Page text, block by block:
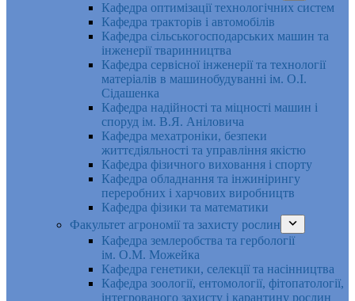
Кафедра оптимізації технологічних систем
Кафедра тракторів і автомобілів
Кафедра сільськогосподарських машин та
інженерії тваринництва
Кафедра cервісної інженерії та технології
матеріалів в машинобудуванні ім. О.І.
Сідашенка
Кафедра надійності та міцності машин і
споруд ім. В.Я. Аніловича
Кафедра мехатроніки, безпеки
життєдіяльності та управління якістю
Кафедра фізичного виховання і спорту
Кафедра обладнання та інжинірингу
переробних і харчових виробництв
Кафедра фізики та математики
Факультет агрономії та захисту рослин
Кафедра землеробства та гербології
ім. О.М. Можейка
Кафедра генетики, селекції та насінництва
Кафедра зоології, ентомології, фітопатології,
інтегрованого захисту і карантину рослин